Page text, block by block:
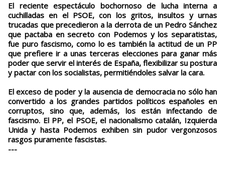
El reciente espectáculo bochornoso de lucha interna a
cuchilladas en el PSOE, con los gritos, insultos y urnas
trucadas que precedieron a la derrota de un Pedro Sánchez
que pactaba en secreto con Podemos y los separatistas,
fue puro fascismo, como lo es también la actitud de un PP
que prefiere ir a unas terceras elecciones para ganar más
poder que servir el interés de España, flexibilizar su postura
y pactar con los socialistas, permitiéndoles salvar la cara.
El exceso de poder y la ausencia de democracia no sólo han
convertido a los grandes partidos políticos españoles en
corruptos, sino que, además, los están infectando de
fascismo. El PP, el PSOE, el nacionalismo catalán, Izquierda
Unida y hasta Podemos exhiben sin pudor vergonzosos
rasgos puramente fascistas.
---